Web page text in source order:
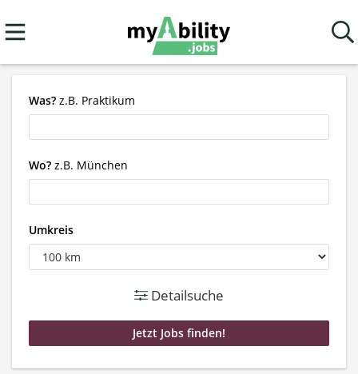
Was? z.B. Praktikum
Wo? z.B. München
Umkreis
Detailsuche